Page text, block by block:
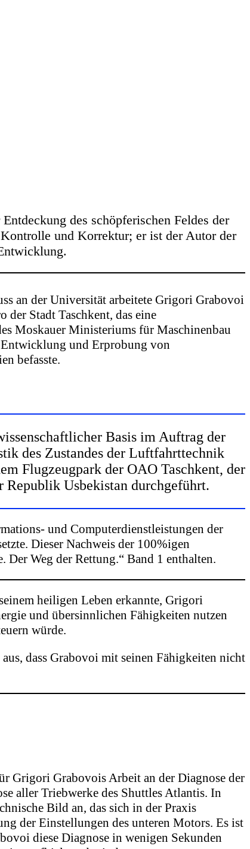
des schöpferischen Feldes der
und Korrektur; er ist der Autor der
an der Universität arbeitete Grigori Grabovoi
Stadt Taschkent, das eine
Moskauer Ministeriums für Maschinenbau
und Erprobung von
befasste.
Basis im Auftrag der
des Zustandes der Luftfahrttechnik
Flugzeugpark der OAO Taschkent, der
Republik Usbekistan durchgeführt.
und Computerdienstleistungen der
Dieser Nachweis der 100%igen
Weg der Rettung.“ Band 1 enthalten.
heiligen Leben erkannte, Grigori
und übersinnlichen Fähigkeiten nutzen
würde.
dass Grabovoi mit seinen Fähigkeiten nicht
Grigori Grabovois Arbeit an der Diagnose der
aller Triebwerke des Shuttles Atlantis. In
Bild an, das sich in der Praxis
der Einstellungen des unteren Motors. Es ist
diese Diagnose in wenigen Sekunden